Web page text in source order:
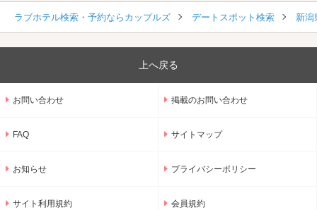
ラブホテル検索・予約ならカップルズ デートスポット検索 新潟
上へ戻る
お問い合わせ 掲載のお問い合わせ
FAQ サイトマップ
お知らせ プライバシーポリシー
サイト利用規約 会員規約